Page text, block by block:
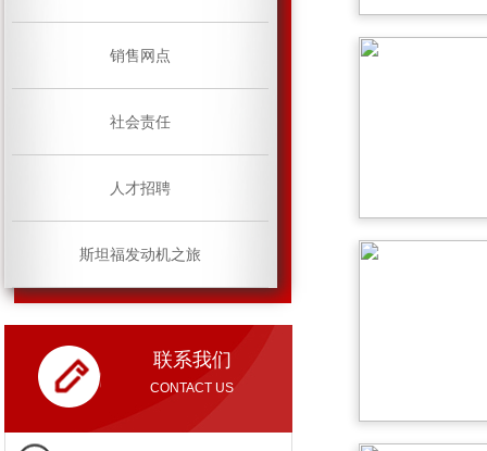
销售网点
社会责任
人才招聘
斯坦福发动机之旅
联系我们
CONTACT US